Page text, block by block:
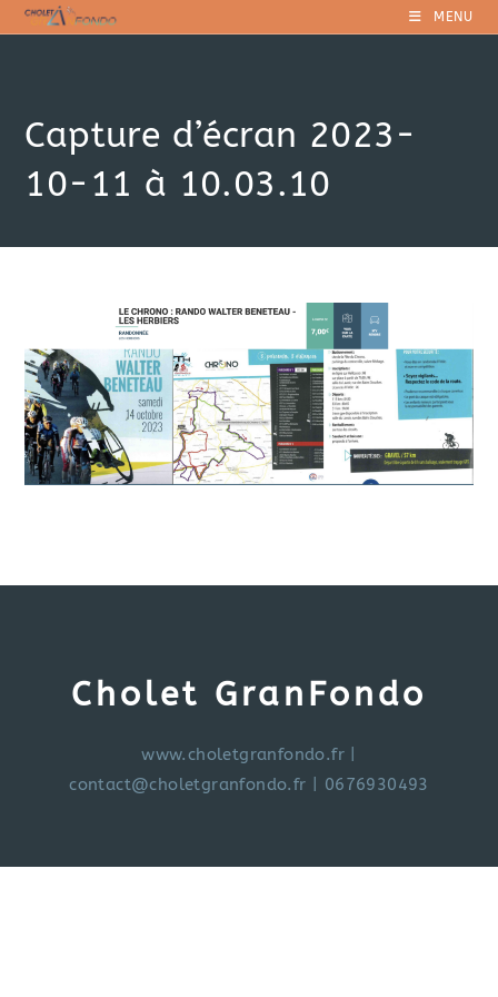
Skip
to
MENU
Capture d’écran 2023-
10-11 à 10.03.10
Cholet GranFondo
www.choletgranfondo.fr
contact@choletgranfondo.fr | 0676930493